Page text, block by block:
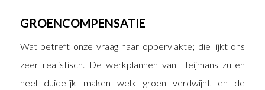
GROENCOMPENSATIE
Wat betreft onze vraag naar oppervlakte; die lijkt ons
zeer realistisch. De werkplannen van Heijmans zullen
heel duidelijk maken welk groen verdwijnt en de